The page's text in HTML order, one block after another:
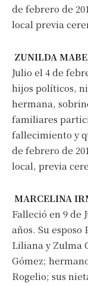
de febrero de
local previa
ZUNILDA
Julio el 4 de
hijos políticos,
hermana,
familiares
fallecimiento y
de febrero de
local, previa
MARCELINA
Falleció en 9 de
años. Su esposo
Liliana y Zulma
Gómez;
Rogelio; sus